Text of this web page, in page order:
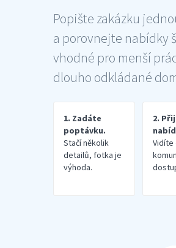
Popište zakázku
a porovnejte nabídky
vhodné pro menší
dlouho odkládané
1. Zadáte
poptávku.
Stačí několik
detailů, fotka je
výhoda.
2.
Vidíte